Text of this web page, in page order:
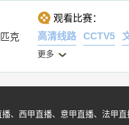
克
观看比赛：
高清线路
CCTV5
更多
西甲直播、意甲直播、法甲